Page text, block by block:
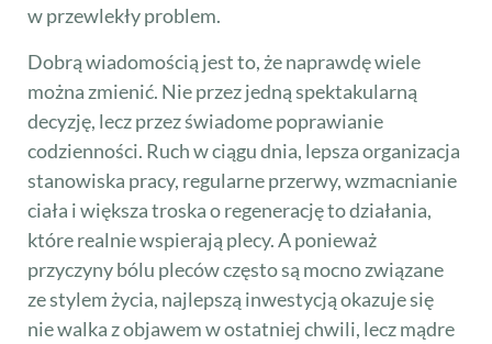
w przewlekły problem.
Dobrą wiadomością jest to, że naprawdę wiele
można zmienić. Nie przez jedną spektakularną
decyzję, lecz przez świadome poprawianie
codzienności. Ruch w ciągu dnia, lepsza organizacja
stanowiska pracy, regularne przerwy, wzmacnianie
ciała i większa troska o regenerację to działania,
które realnie wspierają plecy. A ponieważ
przyczyny bólu pleców często są mocno związane
ze stylem życia, najlepszą inwestycją okazuje się
nie walka z objawem w ostatniej chwili, lecz mądre